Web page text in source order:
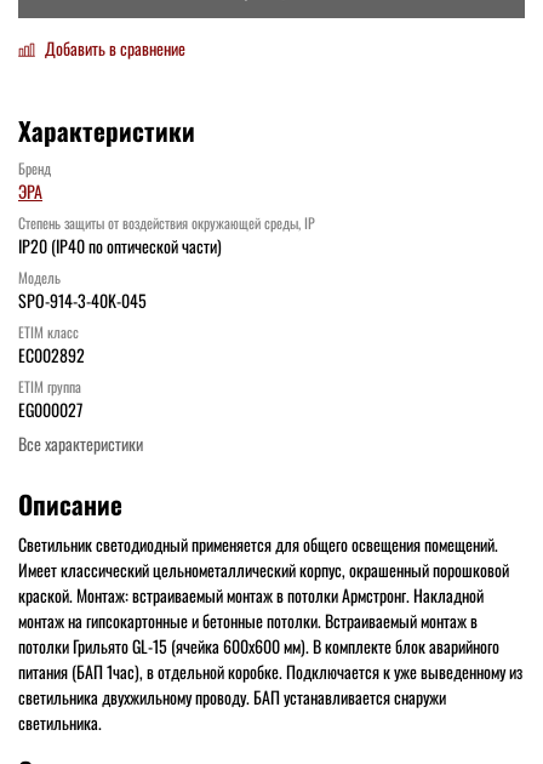
Добавить в сравнение
Характеристики
Бренд
ЭРА
Степень защиты от воздействия окружающей среды, IP
IP20 (IP40 по оптической части)
Модель
SPO-914-3-40K-045
ETIM класс
EC002892
ETIM группа
EG000027
Все характеристики
Описание
Светильник светодиодный применяется для общего освещения помещений.
Имеет классический цельнометаллический корпус, окрашенный порошковой
краской. Монтаж: встраиваемый монтаж в потолки Армстронг. Накладной
монтаж на гипсокартонные и бетонные потолки. Встраиваемый монтаж в
потолки Грильято GL-15 (ячейка 600х600 мм). В комплекте блок аварийного
питания (БАП 1час), в отдельной коробке. Подключается к уже выведенному из
светильника двухжильному проводу. БАП устанавливается снаружи
светильника.